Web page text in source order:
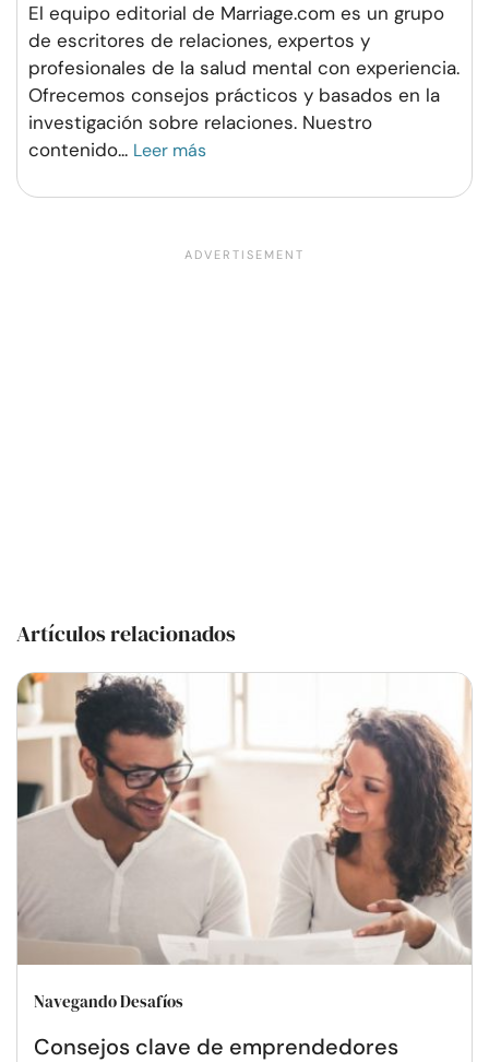
El equipo editorial de Marriage.com es un grupo
de escritores de relaciones, expertos y
profesionales de la salud mental con experiencia.
Ofrecemos consejos prácticos y basados en la
investigación sobre relaciones. Nuestro
contenido... Leer más
Artículos relacionados
Navegando Desafíos
Consejos clave de emprendedores